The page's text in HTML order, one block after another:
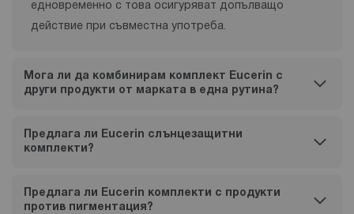
едновременно с това осигуряват допълващо
действие при съвместна употреба.
Мога ли да комбинирам комплект Eucerin с
други продукти от марката в една рутина?
Предлага ли Eucerin слънцезащитни
комплекти?
Предлага ли Eucerin комплекти с продукти
против пигментация?